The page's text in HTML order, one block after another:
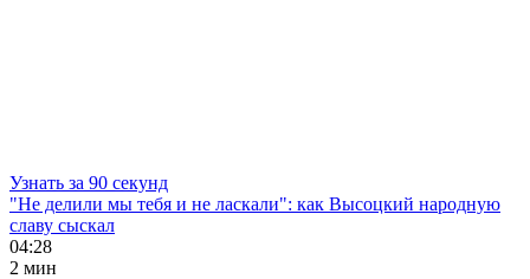
Узнать за 90 секунд
"Не делили мы тебя и не ласкали": как Высоцкий народную
славу сыскал
04:28
2 мин